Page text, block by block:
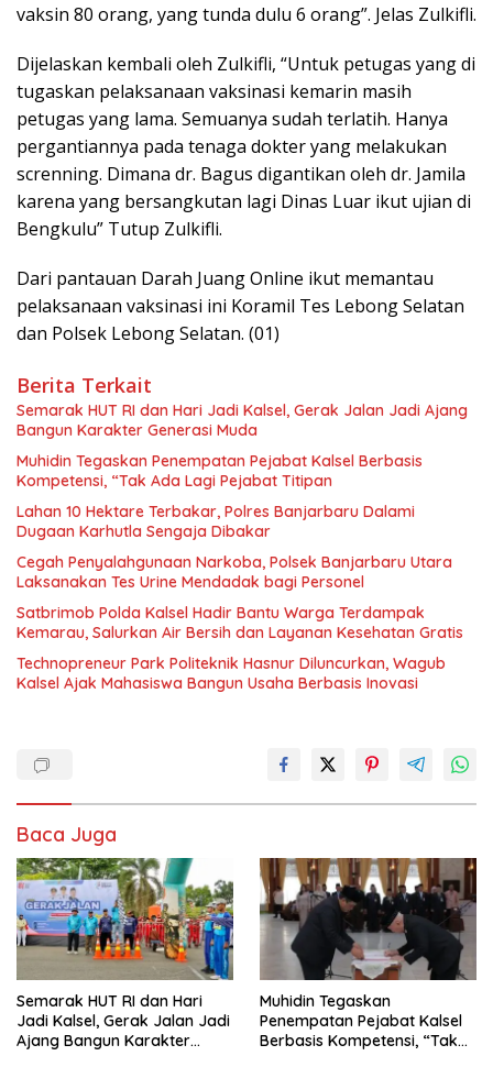
vaksin 80 orang, yang tunda dulu 6 orang”. Jelas Zulkifli.
Dijelaskan kembali oleh Zulkifli, “Untuk petugas yang di
tugaskan pelaksanaan vaksinasi kemarin masih
petugas yang lama. Semuanya sudah terlatih. Hanya
pergantiannya pada tenaga dokter yang melakukan
screnning. Dimana dr. Bagus digantikan oleh dr. Jamila
karena yang bersangkutan lagi Dinas Luar ikut ujian di
Bengkulu” Tutup Zulkifli.
Dari pantauan Darah Juang Online ikut memantau
pelaksanaan vaksinasi ini Koramil Tes Lebong Selatan
dan Polsek Lebong Selatan. (01)
Berita Terkait
Semarak HUT RI dan Hari Jadi Kalsel, Gerak Jalan Jadi Ajang
Bangun Karakter Generasi Muda
Muhidin Tegaskan Penempatan Pejabat Kalsel Berbasis
Kompetensi, “Tak Ada Lagi Pejabat Titipan
Lahan 10 Hektare Terbakar, Polres Banjarbaru Dalami
Dugaan Karhutla Sengaja Dibakar
Cegah Penyalahgunaan Narkoba, Polsek Banjarbaru Utara
Laksanakan Tes Urine Mendadak bagi Personel
Satbrimob Polda Kalsel Hadir Bantu Warga Terdampak
Kemarau, Salurkan Air Bersih dan Layanan Kesehatan Gratis
Technopreneur Park Politeknik Hasnur Diluncurkan, Wagub
Kalsel Ajak Mahasiswa Bangun Usaha Berbasis Inovasi
Baca Juga
Semarak HUT RI dan Hari
Jadi Kalsel, Gerak Jalan Jadi
Ajang Bangun Karakter
Muhidin Tegaskan
Penempatan Pejabat Kalsel
Berbasis Kompetensi, “Tak